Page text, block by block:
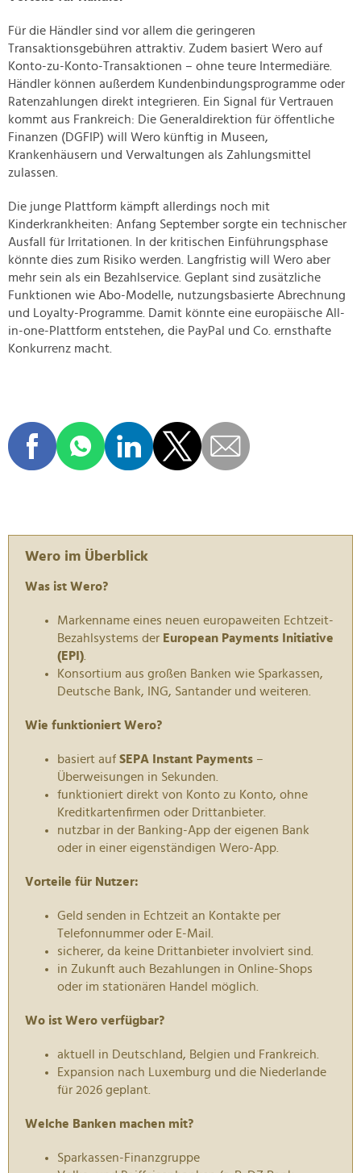
Für die Händler sind vor allem die geringeren
Transaktionsgebühren attraktiv. Zudem basiert Wero auf
Konto-zu-Konto-Transaktionen – ohne teure Intermediäre.
Händler können außerdem Kundenbindungsprogramme oder
Ratenzahlungen direkt integrieren. Ein Signal für Vertrauen
kommt aus Frankreich: Die Generaldirektion für öffentliche
Finanzen (DGFIP) will Wero künftig in Museen,
Krankenhäusern und Verwaltungen als Zahlungsmittel
zulassen.
Die junge Plattform kämpft allerdings noch mit
Kinderkrankheiten: Anfang September sorgte ein technischer
Ausfall für Irritationen. In der kritischen Einführungsphase
könnte dies zum Risiko werden. Langfristig will Wero aber
mehr sein als ein Bezahlservice. Geplant sind zusätzliche
Funktionen wie Abo-Modelle, nutzungsbasierte Abrechnung
und Loyalty-Programme. Damit könnte eine europäische All-
in-one-Plattform entstehen, die PayPal und Co. ernsthafte
Konkurrenz macht.
Wero im Überblick
Was ist Wero?
Markenname eines neuen europaweiten Echtzeit-
Bezahlsystems der European Payments Initiative
(EPI)
Konsortium aus großen Banken wie Sparkassen,
Deutsche Bank, ING, Santander und weiteren.
Wie funktioniert Wero?
basiert auf SEPA Instant Payments –
Überweisungen in Sekunden.
funktioniert direkt von Konto zu Konto, ohne
Kreditkartenfirmen oder Drittanbieter.
nutzbar in der Banking-App der eigenen Bank
oder in einer eigenständigen Wero-App.
Vorteile für Nutzer:
Geld senden in Echtzeit an Kontakte per
Telefonnummer oder E-Mail.
sicherer, da keine Drittanbieter involviert sind.
in Zukunft auch Bezahlungen in Online-Shops
oder im stationären Handel möglich.
Wo ist Wero verfügbar?
aktuell in Deutschland, Belgien und Frankreich.
Expansion nach Luxemburg und die Niederlande
für 2026 geplant.
Welche Banken machen mit?
Sparkassen-Finanzgruppe